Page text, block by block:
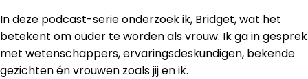
In deze podcast-serie onderzoek ik, Bridget, wat het
betekent om ouder te worden als vrouw. Ik ga in gesprek
met wetenschappers, ervaringsdeskundigen, bekende
gezichten én vrouwen zoals jij en ik.